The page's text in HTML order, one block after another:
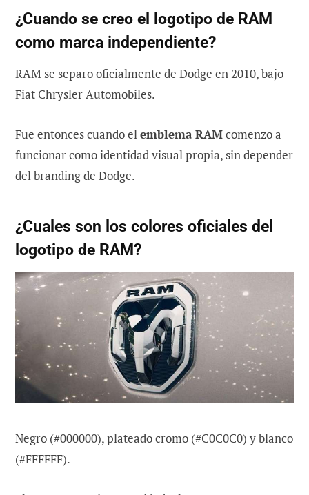
¿Cuando se creo el logotipo de RAM
como marca independiente?
RAM se separo oficialmente de Dodge en 2010, bajo
Fiat Chrysler Automobiles.
Fue entonces cuando elemblema RAMcomenzo a
funcionar como identidad visual propia, sin depender
del branding de Dodge.
¿Cuales son los colores oficiales del
logotipo de RAM?
Negro (#000000), plateado cromo (#C0C0C0) y blanco
(#FFFFFF).